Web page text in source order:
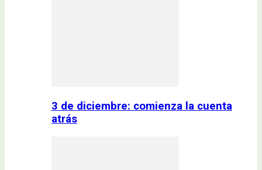
3 de diciembre: comienza la cuenta
atrás